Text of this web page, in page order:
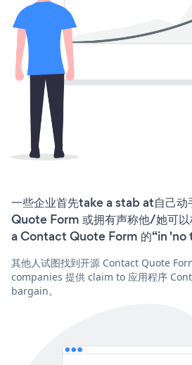
一些企业首先take a stab at自己
Quote Form 或拥有声称他/她可
a Contact Quote Form 的“in 'no
其他人试图找到开源 Contact Quote
companies 提供 claim to 应用程序
bargain。